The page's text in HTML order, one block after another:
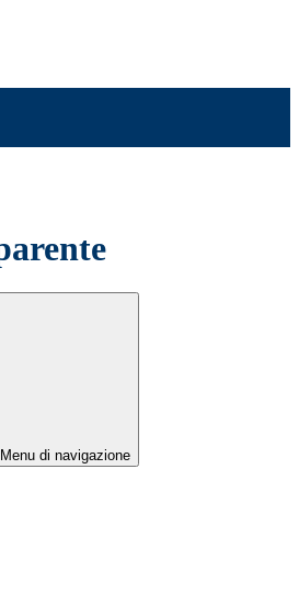
Menu di navigazione